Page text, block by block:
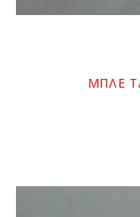
ΜΠΛΕ